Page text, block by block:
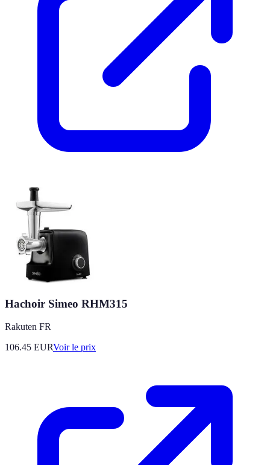
Hachoir Simeo RHM315
Rakuten FR
106.45 EURVoir le prix